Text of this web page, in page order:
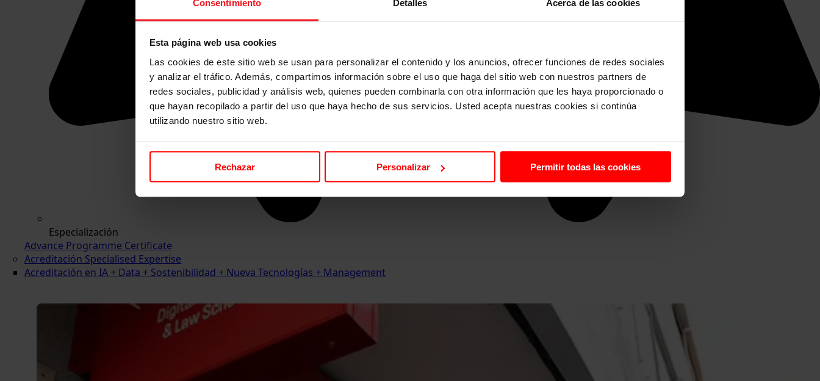
Consentimiento Detalles Acerca de las cookies
Esta página web usa cookies
Las cookies de este sitio web se usan para personalizar el contenido y los anuncios, ofrecer funciones de redes sociales
y analizar el tráfico. Además, compartimos información sobre el uso que haga del sitio web con nuestros partners de
redes sociales, publicidad y análisis web, quienes pueden combinarla con otra información que les haya proporcionado o
que hayan recopilado a partir del uso que haya hecho de sus servicios. Usted acepta nuestras cookies si continúa
utilizando nuestro sitio web.
Rechazar Personalizar Permitir todas las cookies
Especialización
Advance Programme Certificate
Acreditación Specialised Expertise
Acreditación en IA + Data + Sostenibilidad + Nueva Tecnologías + Management